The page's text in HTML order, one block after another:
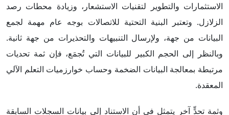
الاستثمارات والتطوير لتقنيات الاستشعار، وزيادة محطات رصد
الزلازل. وتعتبر البنية التحتية للاتصالات بوجه عام مهمة لجمع
البيانات من جهة، ولإرسال التنبيهات والتحذيرات من جهة ثانية.
وبالنظر إلى الحجم الكبير للبيانات التي تُجمَع، فإن ثمة تحديات
مرتبطة بمعالجة البيانات الضخمة وحساب خوارزميات التعلم الآلي
المعقدة.
وثمة تحدٍّ آخر يتمثل في أن الاستناد إلى بيانات السجلات السابقة